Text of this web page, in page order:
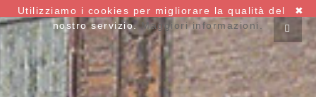
✖
Utilizziamo i cookies per migliorare la qualità del
nostro servizio. Maggiori informazioni.